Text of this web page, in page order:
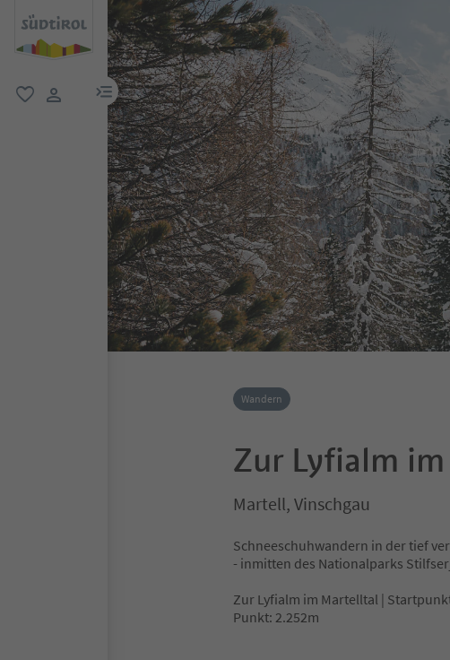
menu link
Wandern
Zur Lyfialm
Martell, Vinschgau
Schneeschuhwandern in der tief
- inmitten des Nationalparks
Zur Lyfialm im Martelltal |
Punkt: 2.252m